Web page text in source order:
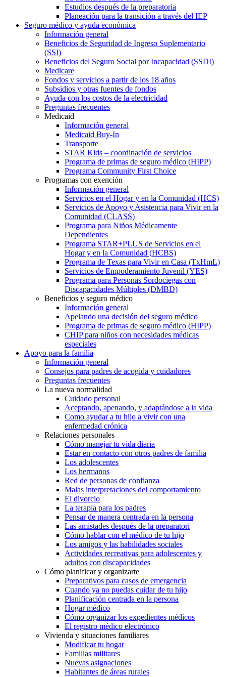
Estudios después de la preparatoria
Planeación para la transición a través del IEP
Seguro médico y ayuda económica
Información general
Beneficios de Seguridad de Ingreso Suplementario
(SSI)
Beneficios del Seguro Social por Incapacidad (SSDI)
Medicare
Fondos y servicios a partir de los 18 años
Subsidios y otras fuentes de fondos
Ayuda con los costos de la electricidad
Preguntas frecuentes
Medicaid
Información general
Medicaid Buy-In
Transporte
STAR Kids – coordinación de servicios
Programa de primas de seguro médico (HIPP)
Programa Community First Choice
Programas con exención
Información general
Servicios en el Hogar y en la Comunidad (HCS)
Servicios de Apoyo y Asistencia para Vivir en la
Comunidad (CLASS)
Programa para Niños Médicamente
Dependientes
Programa STAR+PLUS de Servicios en el
Hogar y en la Comunidad (HCBS)
Programa de Texas para Vivir en Casa (TxHmL)
Servicios de Empoderamiento Juvenil (YES)
Programa para Personas Sordociegas con
Discapacidades Múltiples (DMBD)
Beneficios y seguro médico
Información general
Apelando una decisión del seguro médico
Programa de primas de seguro médico (HIPP)
CHIP para niños con necesidades médicas
especiales
Apoyo para la familia
Información general
Consejos para padres de acogida y cuidadores
Preguntas frecuentes
La nueva normalidad
Cuidado personal
Aceptando, apenando, y adaptándose a la vida
Como ayudar a tu hijo a vivir con una
enfermedad crónica
Relaciones personales
Cómo manejar tu vida diaria
Estar en contacto con otros padres de familia
Los adolescentes
Los hermanos
Red de personas de confianza
Malas interpretaciones del comportamiento
El divorcio
La terapia para los padres
Pensar de manera centrada en la persona
Las amistades después de la preparatori
Cómo hablar con el médico de tu hijo
Los amigos y las habilidades sociales
Actividades recreativas para adolescentes y
adultos con discapacidades
Cómo planificar y organizarte
Preparativos para casos de emergencia
Cuando ya no puedas cuidar de tu hijo
Planificación centrada en la persona
Hogar médico
Cómo organizar los expedientes médicos
El registro médico electrónico
Vivienda y situaciones familiares
Modificar tu hogar
Familias militares
Nuevas asignaciones
Habitantes de áreas rurales